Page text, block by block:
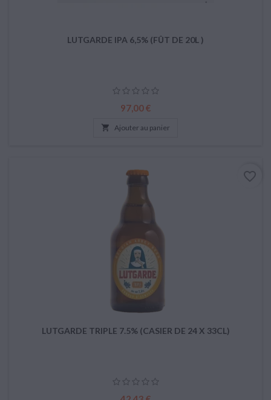
LUTGARDE IPA 6,5% (FÛT DE 20L )
Prix
97,00 €
 Ajouter au panier
LUTGARDE TRIPLE 7.5% (CASIER DE 24 X 33CL)
favorite_border